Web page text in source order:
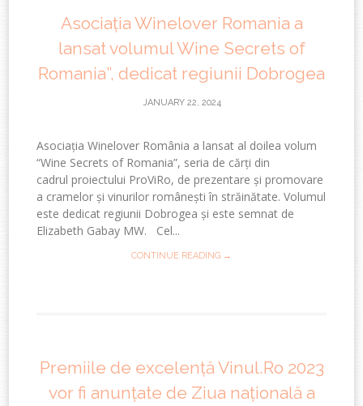
Asociația Winelover Romania a
lansat volumul Wine Secrets of
Romania”, dedicat regiunii Dobrogea
JANUARY 22, 2024
Asociația Winelover România a lansat al doilea volum
“Wine Secrets of Romania”, seria de cărți din
cadrul proiectului ProViRo, de prezentare și promovare
a cramelor și vinurilor românești în străinătate. Volumul
este dedicat regiunii Dobrogea și este semnat de
Elizabeth Gabay MW. Cel...
CONTINUE READING →
Premiile de excelență Vinul.Ro 2023
vor fi anunțate de Ziua națională a